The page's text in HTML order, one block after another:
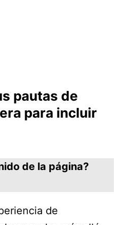
pautas de
para incluir
de la página?
de